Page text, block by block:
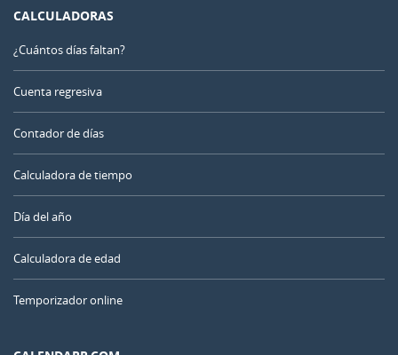
CALCULADORAS
¿Cuántos días faltan?
Cuenta regresiva
Contador de días
Calculadora de tiempo
Día del año
Calculadora de edad
Temporizador online